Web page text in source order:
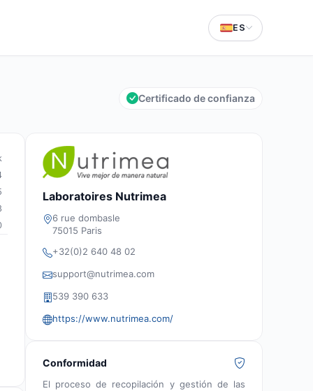
ES
Certificado de confianza
Laboratoires Nutrimea
6 rue dombasle
75015 Paris
+32(0)2 640 48 02
support@nutrimea.com
539 390 633
https://www.nutrimea.com/
Conformidad
El proceso de recopilación y gestión de las